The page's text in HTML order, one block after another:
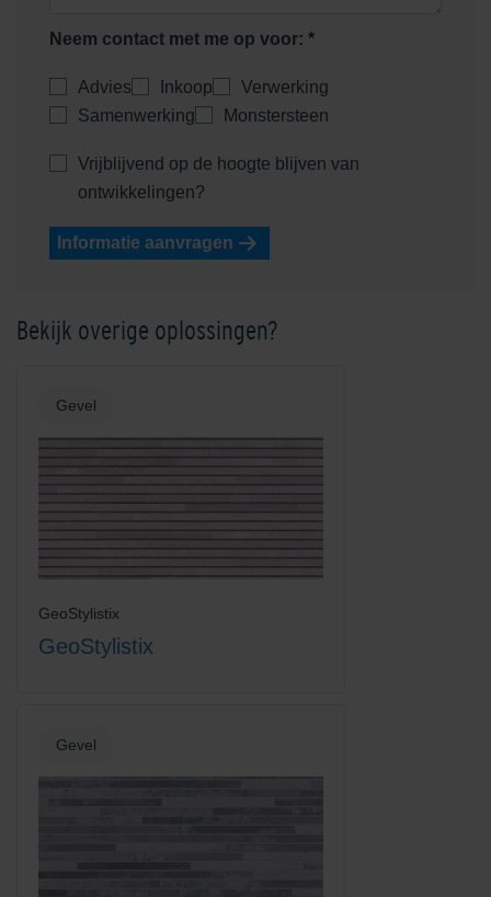
Neem contact met me op voor: *
Advies Inkoop
Verwerking
Samenwerking
Monstersteen
Vrijblijvend op de hoogte blijven van
ontwikkelingen?
Informatie aanvragen
Bekijk overige oplossingen?
Gevel
GeoStylistix
GeoStylistix
Gevel